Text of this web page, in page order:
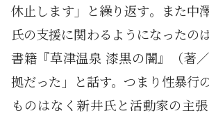
休止します」と繰り返す。また中
氏の支援に関わるようになったの
書籍『草津温泉 漆黒の闇』（著
拠だった」と話す。つまり性暴行
ものはなく新井氏と活動家の主